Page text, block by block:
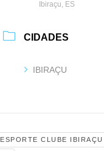
Ibiraçu, ES
CIDADES
IBIRAÇU
ESPORTE CLUBE IBIRAÇU